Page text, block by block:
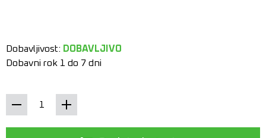
Dobavljivost: DOBAVLJIVO
Dobavni rok 1 do 7 dni